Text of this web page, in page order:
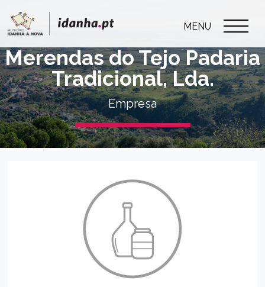
MENU
Merendas do Tejo Padaria
Tradicional, Lda.
Empresa